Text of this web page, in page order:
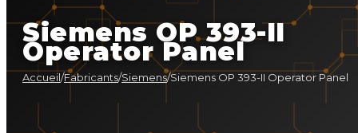
Siemens OP 393-II
Operator Panel
Accueil/Fabricants/Siemens/Siemens OP 393-II Operator Panel